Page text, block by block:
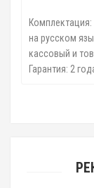
Комплектация:
на русском
кассовый и
Гарантия: 2